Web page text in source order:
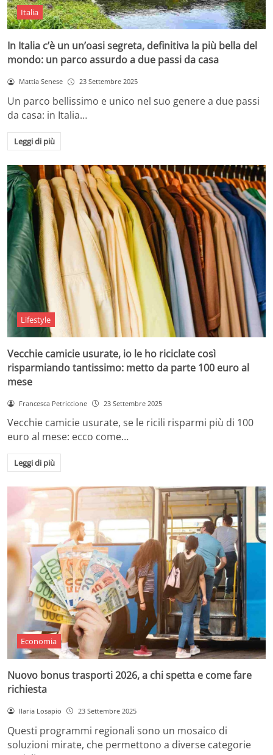
Italia
In Italia c’è un un’oasi segreta, definitiva la più bella del
mondo: un parco assurdo a due passi da casa
Mattia Senese 23 Settembre 2025
Un parco bellissimo e unico nel suo genere a due passi
da casa: in Italia…
Leggi di più
Lifestyle
Vecchie camicie usurate, io le ho riciclate così
risparmiando tantissimo: metto da parte 100 euro al
mese
Francesca Petriccione 23 Settembre 2025
Vecchie camicie usurate, se le ricili risparmi più di 100
euro al mese: ecco come…
Leggi di più
Economia
Nuovo bonus trasporti 2026, a chi spetta e come fare
richiesta
Ilaria Losapio 23 Settembre 2025
Questi programmi regionali sono un mosaico di
soluzioni mirate, che permettono a diverse categorie